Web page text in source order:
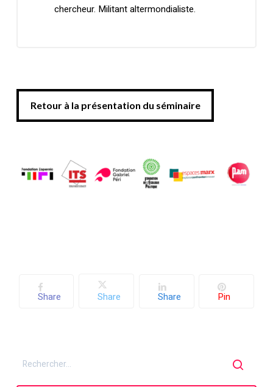
Votre panier est vide.
librairie
chercheur. Militant altermondialiste.
Retour à la présentation du séminaire
Retour à la présentation du séminaire
Share Share Share Pin